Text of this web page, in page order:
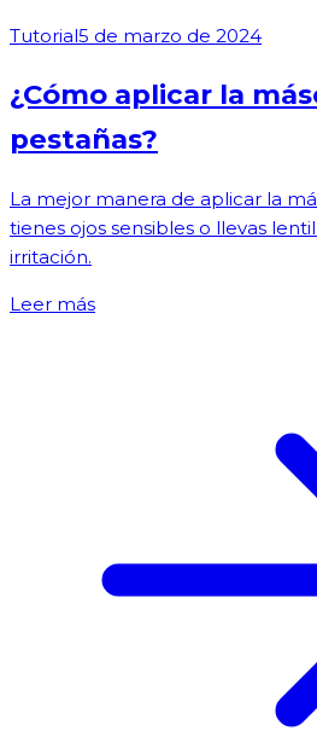
Tutorial5 de marzo de 2024
¿Cómo aplicar la
pestañas?
La mejor manera de aplicar la
tienes ojos sensibles o llevas
irritación.
Leer más